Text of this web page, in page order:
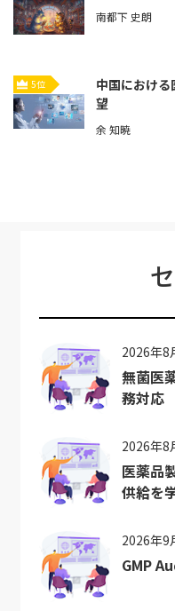
南都下 史朗
5位
中国におけ
望
余 知暁
2026年8
無菌医
務対応
2026年8
医薬品
供給を
2026年9
GMP